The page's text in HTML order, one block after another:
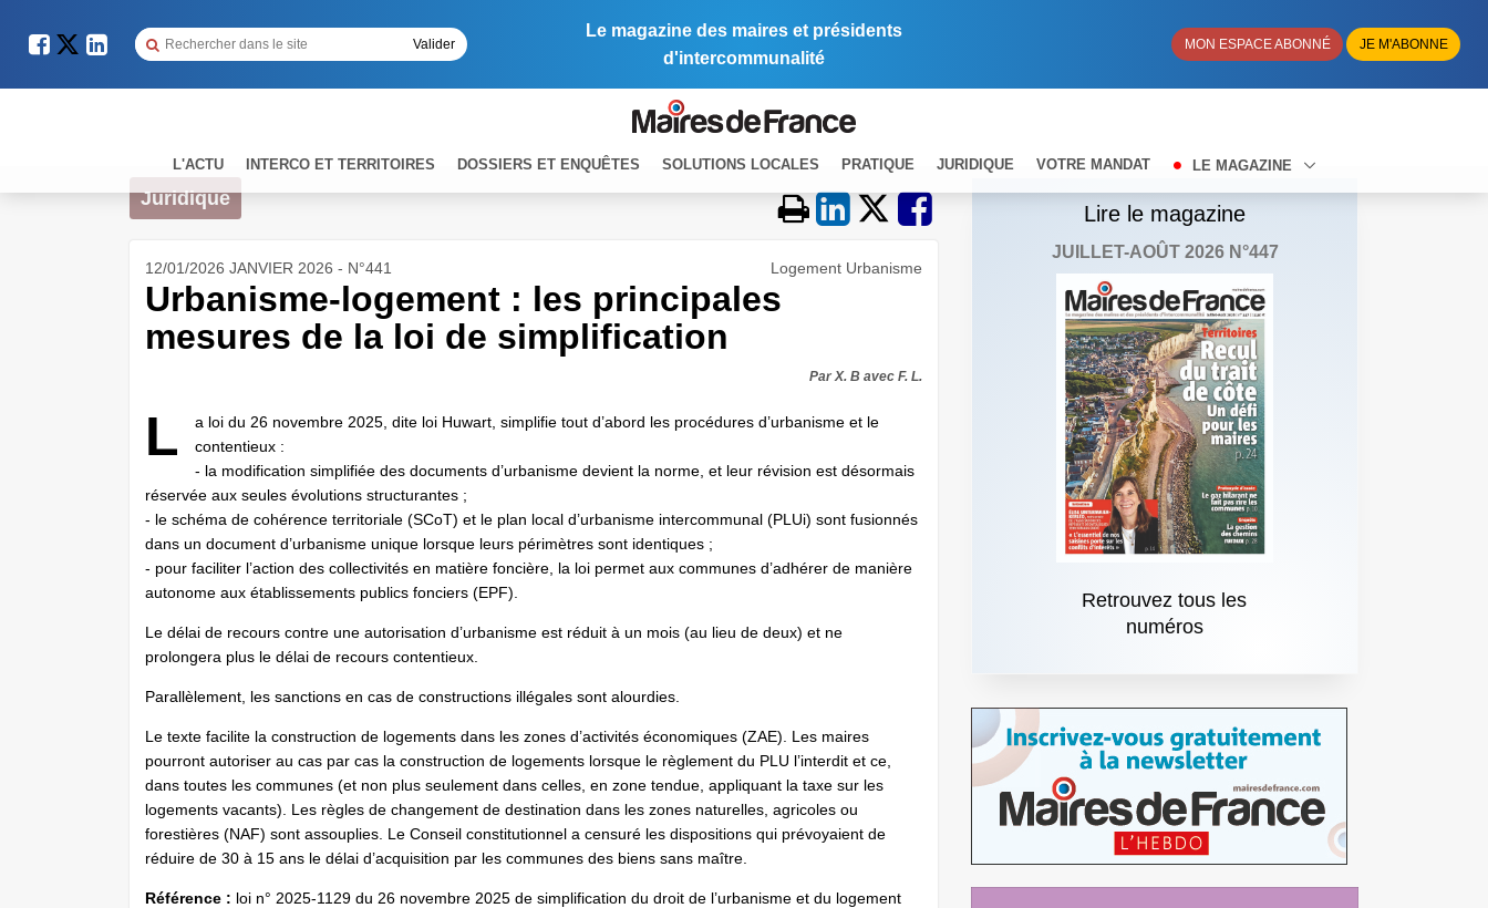
Le magazine des maires et présidents
d'intercommunalité
MON ESPACE ABONNÉ JE M'ABONNE
L'ACTU INTERCO ET TERRITOIRES DOSSIERS ET ENQUÊTES SOLUTIONS LOCALES PRATIQUE JURIDIQUE VOTRE MANDAT LE MAGAZINE
Juridique
12/01/2026 JANVIER 2026 - N°441 Logement Urbanisme
Urbanisme-logement : les principales
mesures de la loi de simplification
Par X. B avec F. L.
L
a loi du 26 novembre 2025, dite loi Huwart, simplifie tout d’abord les procédures d’urbanisme et le
contentieux :
- la modification simplifiée des documents d’urbanisme devient la norme, et leur révision est désormais
réservée aux seules évolutions structurantes ;
- le schéma de cohérence territoriale (SCoT) et le plan local d’urbanisme intercommunal (PLUi) sont fusionnés
dans un document d’urbanisme unique lorsque leurs périmètres sont identiques ;
- pour faciliter l’action des collectivités en matière foncière, la loi permet aux communes d’adhérer de manière
autonome aux établissements publics fonciers (EPF).
Le délai de recours contre une autorisation d’urbanisme est réduit à un mois (au lieu de deux) et ne
prolongera plus le délai de recours contentieux.
Parallèlement, les sanctions en cas de constructions illégales sont alourdies.
Le texte facilite la construction de logements dans les zones d’activités économiques (ZAE). Les maires
pourront autoriser au cas par cas la construction de logements lorsque le règlement du PLU l’interdit et ce,
dans toutes les communes (et non plus seulement dans celles, en zone tendue, appliquant la taxe sur les
logements vacants). Les règles de changement de destination dans les zones naturelles, agricoles ou
forestières (NAF) sont assouplies. Le Conseil constitutionnel a censuré les dispositions qui prévoyaient de
réduire de 30 à 15 ans le délai d’acquisition par les communes des biens sans maître.
Référence : loi n° 2025-1129 du 26 novembre 2025 de simplification du droit de l’urbanisme et du logement
Lire le magazine
JUILLET-AOÛT 2026 N°447
Retrouvez tous les
numéros